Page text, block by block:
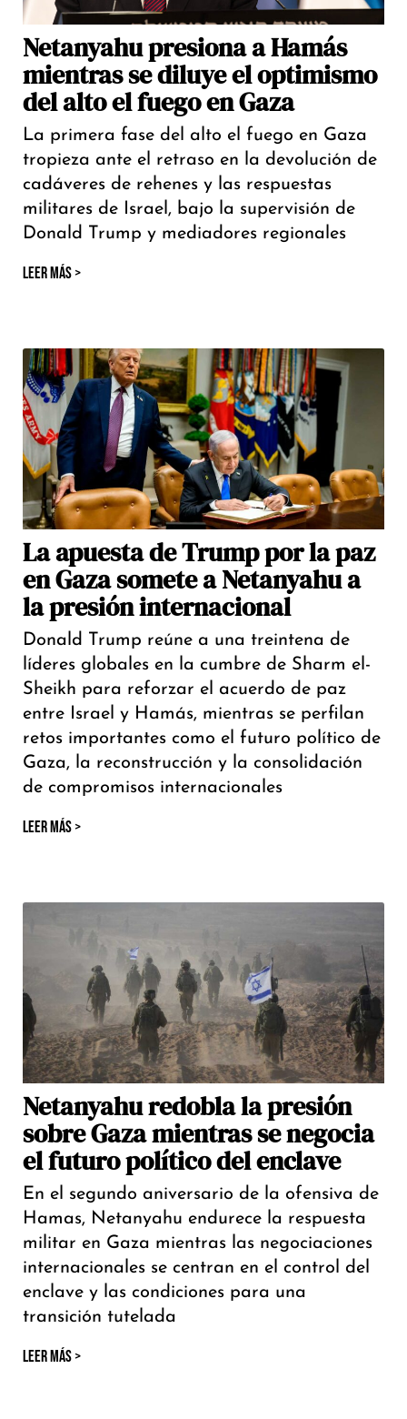
Netanyahu presiona a Hamás
mientras se diluye el optimismo
del alto el fuego en Gaza
La primera fase del alto el fuego en Gaza
tropieza ante el retraso en la devolución de
cadáveres de rehenes y las respuestas
militares de Israel, bajo la supervisión de
Donald Trump y mediadores regionales
LEER MÁS >
La apuesta de Trump por la paz
en Gaza somete a Netanyahu a
la presión internacional
Donald Trump reúne a una treintena de
líderes globales en la cumbre de Sharm el-
Sheikh para reforzar el acuerdo de paz
entre Israel y Hamás, mientras se perfilan
retos importantes como el futuro político de
Gaza, la reconstrucción y la consolidación
de compromisos internacionales
LEER MÁS >
Netanyahu redobla la presión
sobre Gaza mientras se negocia
el futuro político del enclave
En el segundo aniversario de la ofensiva de
Hamas, Netanyahu endurece la respuesta
militar en Gaza mientras las negociaciones
internacionales se centran en el control del
enclave y las condiciones para una
transición tutelada
LEER MÁS >